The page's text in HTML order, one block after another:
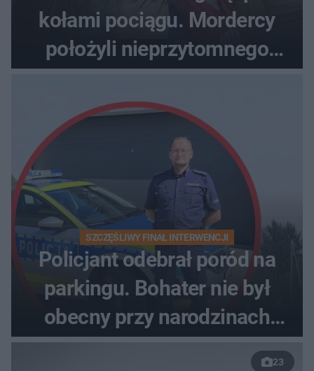
kołami pociągu. Mordercy
położyli nieprzytomnego
studenta na torach
SZCZĘŚLIWY FINAŁ INTERWENCJI
Policjant odebrał poród na
parkingu. Bohater nie był
obecny przy narodzinach
własnych dzieci
23